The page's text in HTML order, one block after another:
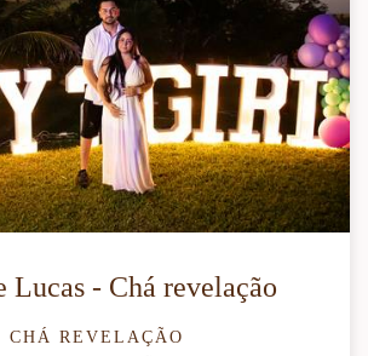
Lucas - Chá revelação
CHÁ REVELAÇÃO